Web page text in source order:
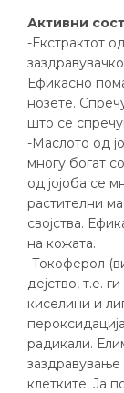
Активни
-Екстрактот
Ефикасно
нозете.
што се
-Маслото од
многу богат
од јојоба се
растителни
својства.
на кожата.
-Токоферол
дејство, т.е.
киселини и
радикали.
клетките. Ја